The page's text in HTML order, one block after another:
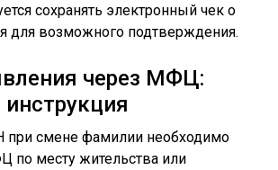
сохранять электронный чек о
для возможного подтверждения.
через МФЦ:
смене фамилии необходимо
по месту жительства или